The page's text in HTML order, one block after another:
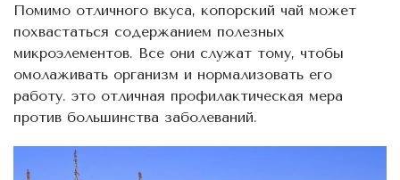
Помимо отличного вкуса, копорский чай может
похвастаться содержанием полезных
микроэлементов. Все они служат тому, чтобы
омолаживать организм и нормализовать его
работу. это отличная профилактическая мера
против большинства заболеваний.